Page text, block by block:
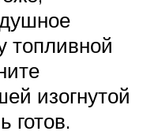
топливной
изогнутой
готов.